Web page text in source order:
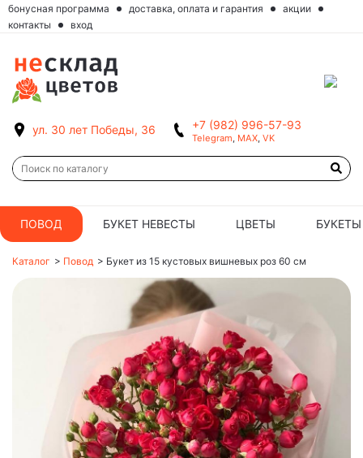
бонусная программа доставка, оплата и гарантия
акции
контакты
вход
ул. 30 лет Победы, 36 +7 (982) 996-57-93
Telegram, MAX, VK
ПОВОД БУКЕТ НЕВЕСТЫ ЦВЕТЫ БУКЕТЫ
Каталог > Повод > Букет из 15 кустовых вишневых роз 60 см